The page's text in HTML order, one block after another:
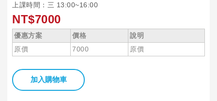
上課時間：三 13:00~16:00
NT$7000
優惠方案 價格
說明
原價
7000 原價
加入購物車